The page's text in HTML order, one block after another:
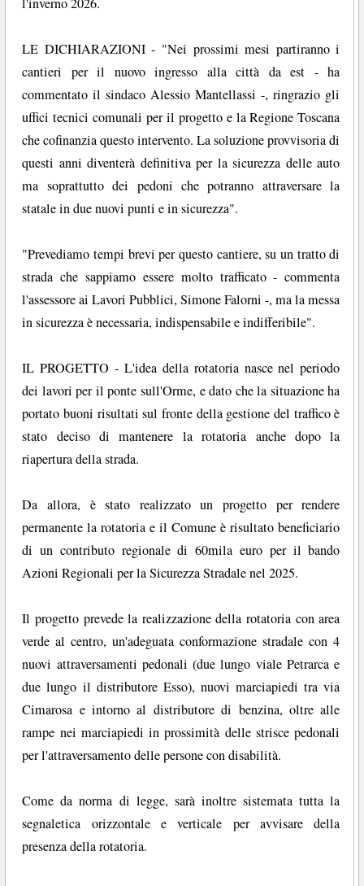
LE DICHIARAZIONI - "Nei prossimi mesi partiranno i
cantieri per il nuovo ingresso alla città da est - ha
commentato il sindaco Alessio Mantellassi -, ringrazio gli
uffici tecnici comunali per il progetto e la Regione Toscana
che cofinanzia questo intervento. La soluzione provvisoria di
questi anni diventerà definitiva per la sicurezza delle auto
ma soprattutto dei pedoni che potranno attraversare la
statale in due nuovi punti e in sicurezza".
"Prevediamo tempi brevi per questo cantiere, su un tratto di
strada che sappiamo essere molto trafficato - commenta
l'assessore ai Lavori Pubblici, Simone Falorni -, ma la messa
in sicurezza è necessaria, indispensabile e indifferibile".
IL PROGETTO - L'idea della rotatoria nasce nel periodo
dei lavori per il ponte sull'Orme, e dato che la situazione ha
portato buoni risultati sul fronte della gestione del traffico è
stato deciso di mantenere la rotatoria anche dopo la
riapertura della strada.
Da allora, è stato realizzato un progetto per rendere
permanente la rotatoria e il Comune è risultato beneficiario
di un contributo regionale di 60mila euro per il bando
Azioni Regionali per la Sicurezza Stradale nel 2025.
Il progetto prevede la realizzazione della rotatoria con area
verde al centro, un'adeguata conformazione stradale con 4
nuovi attraversamenti pedonali (due lungo viale Petrarca e
due lungo il distributore Esso), nuovi marciapiedi tra via
Cimarosa e intorno al distributore di benzina, oltre alle
rampe nei marciapiedi in prossimità delle strisce pedonali
per l'attraversamento delle persone con disabilità.
Come da norma di legge, sarà inoltre sistemata tutta la
segnaletica orizzontale e verticale per avvisare della
presenza della rotatoria.